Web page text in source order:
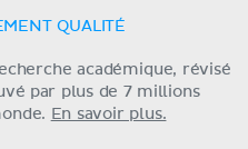
QUALITÉ
académique, révisé
par plus de 7 millions
En savoir plus.